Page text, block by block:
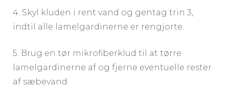
4. Skyl kluden i rent vand og gentag trin 3,
indtil alle lamelgardinerne er rengjorte.
5. Brug en tør mikrofiberklud til at tørre
lamelgardinerne af og fjerne eventuelle rester
af sæbevand.